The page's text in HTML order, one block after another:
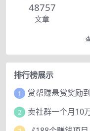
48757
文章
排行榜展示
1
2 卖社群一个月10